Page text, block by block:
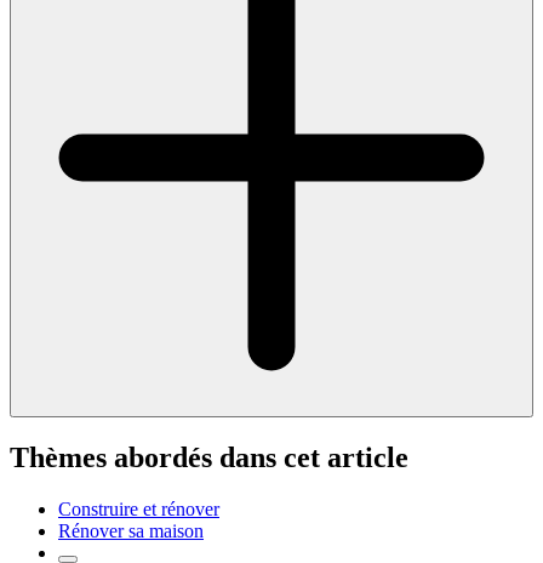
Thèmes abordés dans cet article
Construire et rénover
Rénover sa maison